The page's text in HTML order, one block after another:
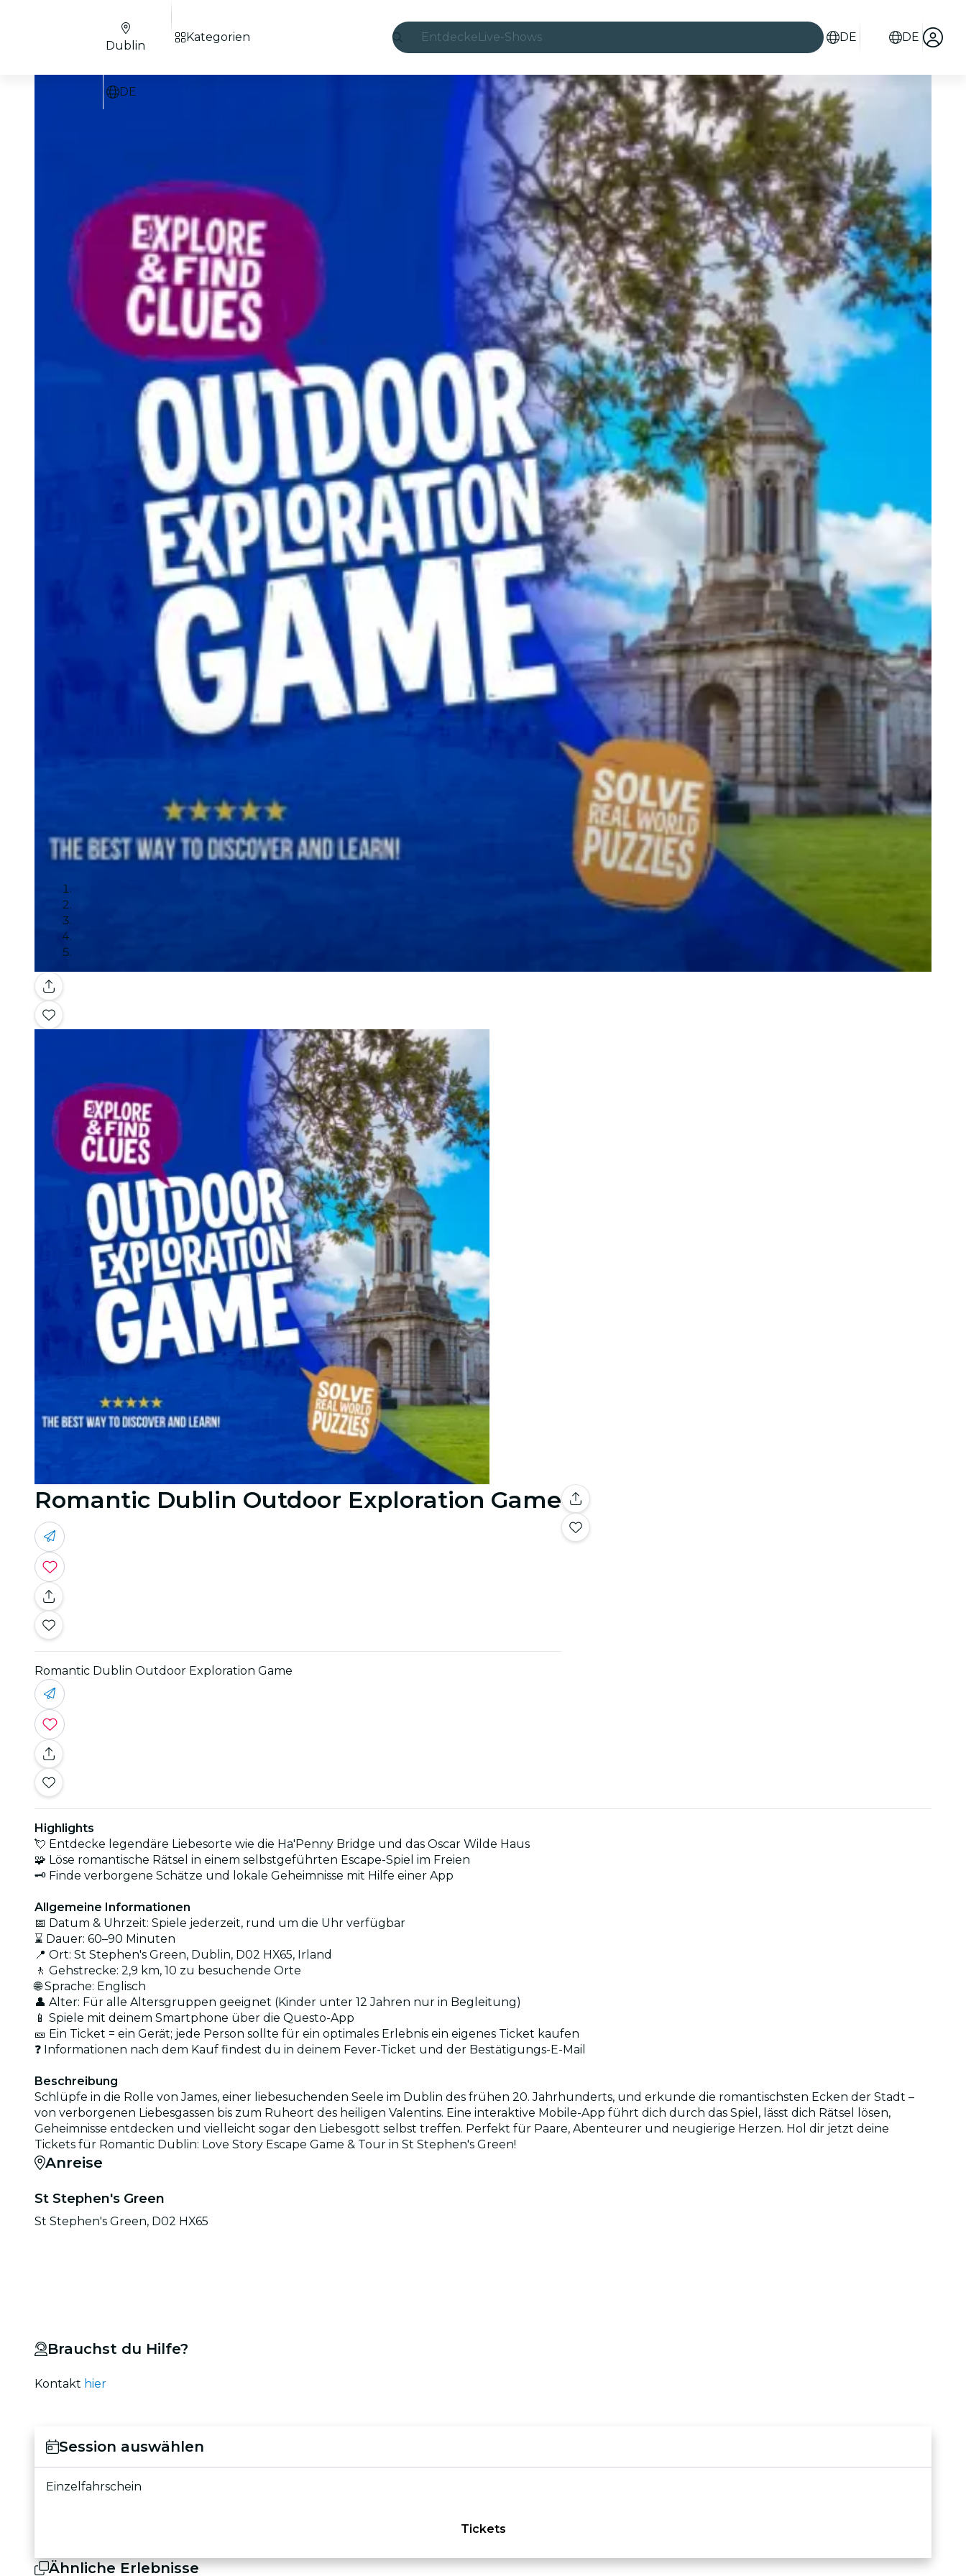
EntdeckeLive-Shows
Candlelight
London
Erlebnisse und Städte
São Paulo
Seoul
Stadttouren
Konzerte
Restaurants
Kino
DE DE
Dublin
DE
Kategorien
Galerie
Romantic Dublin Outdoor Exploration Game
Romantic Dublin Outdoor Exploration Game
Highlights
💘 Entdecke legendäre Liebesorte wie die Ha'Penny Bridge und das Oscar Wilde Haus
🧩 Löse romantische Rätsel in einem selbstgeführten Escape-Spiel im Freien
🗝️ Finde verborgene Schätze und lokale Geheimnisse mit Hilfe einer App
Allgemeine Informationen
📅 Datum & Uhrzeit: Spiele jederzeit, rund um die Uhr verfügbar
⌛ Dauer: 60–90 Minuten
📍 Ort: St Stephen's Green, Dublin, D02 HX65, Irland
🚶 Gehstrecke: 2,9 km, 10 zu besuchende Orte
🌐 Sprache: Englisch
👤 Alter: Für alle Altersgruppen geeignet (Kinder unter 12 Jahren nur in Begleitung)
📱 Spiele mit deinem Smartphone über die Questo-App
🎫 Ein Ticket = ein Gerät; jede Person sollte für ein optimales Erlebnis ein eigenes Ticket kaufen
❓ Informationen nach dem Kauf findest du in deinem Fever-Ticket und der Bestätigungs-E-Mail
Beschreibung
Schlüpfe in die Rolle von James, einer liebesuchenden Seele im Dublin des frühen 20. Jahrhunderts, und erkunde die romantischsten Ecken der Stadt –
von verborgenen Liebesgassen bis zum Ruheort des heiligen Valentins. Eine interaktive Mobile-App führt dich durch das Spiel, lässt dich Rätsel lösen,
Geheimnisse entdecken und vielleicht sogar den Liebesgott selbst treffen. Perfekt für Paare, Abenteurer und neugierige Herzen. Hol dir jetzt deine
Tickets für Romantic Dublin: Love Story Escape Game & Tour in St Stephen's Green!
Anreise
St Stephen's Green
St Stephen's Green, D02 HX65
Brauchst du Hilfe?
Kontakt hier
Session auswählen
Einzelfahrschein
Tickets
Ähnliche Erlebnisse